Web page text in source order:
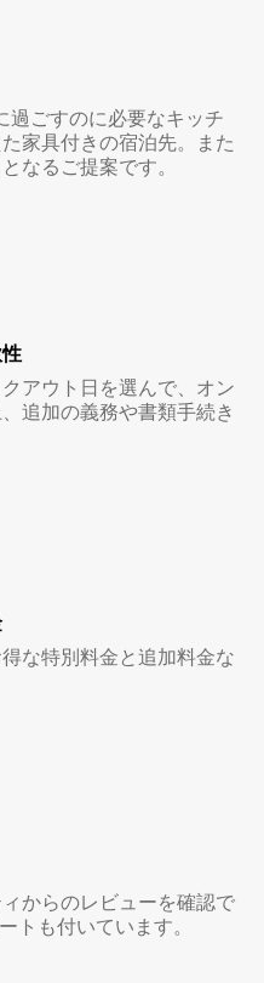
過ごすのに必要なキッチ
家具付きの宿泊先。また
なるご提案です。
アウト日を選んで、オン
追加の義務や書類手続き
な特別料金と追加料金な
からのレビューを確認で
トも付いています。